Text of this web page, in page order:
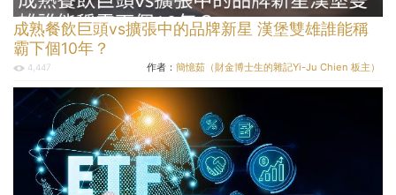
成熟餐飲巨頭vs擴張中的品牌新星 漢堡雙雄誰能稱
霸下個10年？
4,447 作者： 簡憶茹（財金博士生的雜記Yi-Ju Chien 板主）